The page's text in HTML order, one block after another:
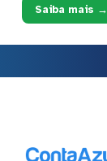
Saiba mais →